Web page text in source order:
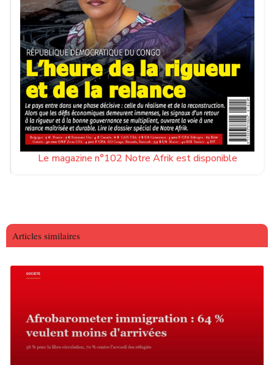
Le magazine n°102 Notre Afrik est disponible
Articles similaires